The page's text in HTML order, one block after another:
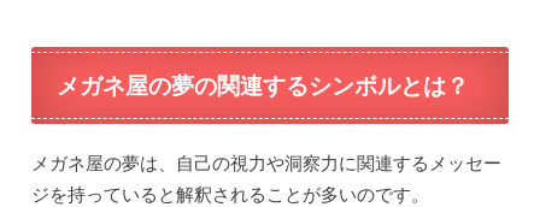
メガネ屋の夢の関連するシンボルとは？
メガネ屋の夢は、自己の視力や洞察力に関連するメッセー
ジを持っていると解釈されることが多いのです。